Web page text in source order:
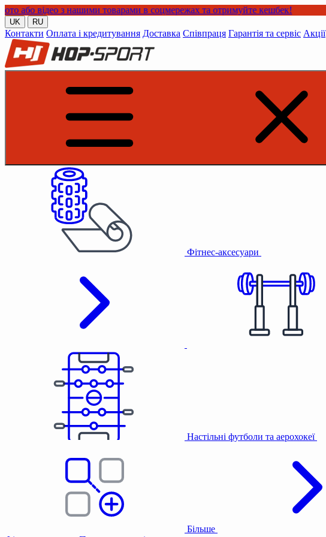
з нашими товарами в соцмережах та отримуйте кешбек!
UK RU
Контакти Оплата і кредитування Доставка Співпраця Гарантія та сервіс Акції
Фітнес-аксесуари
Настільні футболи та аерохокеї
Більше